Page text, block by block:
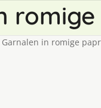
Garnalen in romige